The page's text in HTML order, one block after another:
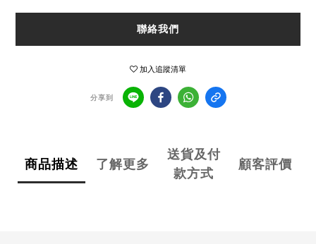
聯絡我們
加入追蹤清單
分享到
商品描述 了解更多
送貨及付
款方式
顧客評價